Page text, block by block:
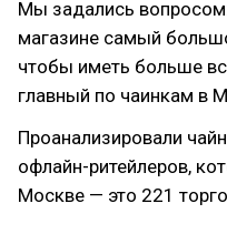
Мы задались
магазине самый
чтобы иметь больше
главный по чаинкам в
Проанализировали
офлайн-ритейлеров,
Москве — это 221